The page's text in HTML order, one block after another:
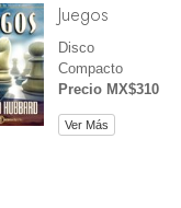
Juegos
Disco
Compacto
Precio MX$310
Ver Más